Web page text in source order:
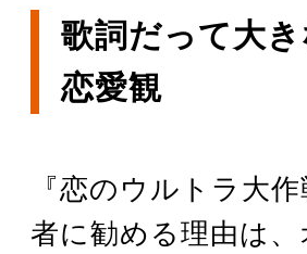
歌詞だって大
恋愛観
『恋のウルトラ大
者に勧める理由は